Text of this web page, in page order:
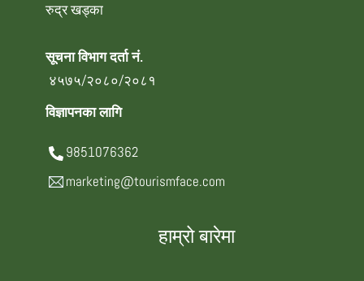
रुद्र खड्का
सूचना विभाग दर्ता नं.
४५७५/२०८०/२०८१
विज्ञापनका लागि
9851076362
marketing@tourismface.com
हाम्रो बारेमा